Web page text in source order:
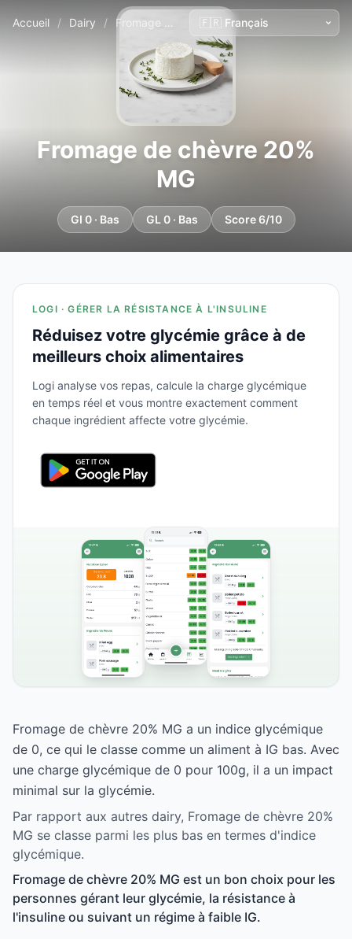
Accueil / Dairy / Fromage de chèvre 20% MG
Fromage de chèvre 20%
MG
GI 0 · Bas GL 0 · Bas Score 6/10
LOGI · GÉRER LA RÉSISTANCE À L'INSULINE
Réduisez votre glycémie grâce à de
meilleurs choix alimentaires
Logi analyse vos repas, calcule la charge glycémique
en temps réel et vous montre exactement comment
chaque ingrédient affecte votre glycémie.
Fromage de chèvre 20% MG a un indice glycémique
de 0, ce qui le classe comme un aliment à IG bas. Avec
une charge glycémique de 0 pour 100g, il a un impact
minimal sur la glycémie.
Par rapport aux autres dairy, Fromage de chèvre 20%
MG se classe parmi les plus bas en termes d'indice
glycémique.
Fromage de chèvre 20% MG est un bon choix pour les
personnes gérant leur glycémie, la résistance à
l'insuline ou suivant un régime à faible IG.